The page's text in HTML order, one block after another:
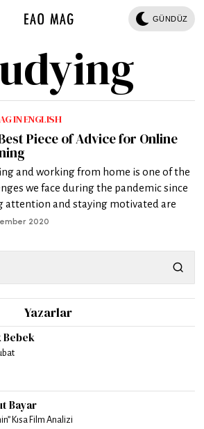
GÜNDÜZ
IN ENGLISH
Piece of Advice for Online
and working from home is one of the
we face during the pandemic since
attention and staying motivated are
2020
Yazarlar
Bebek
Bayar
Kısa Film Analizi